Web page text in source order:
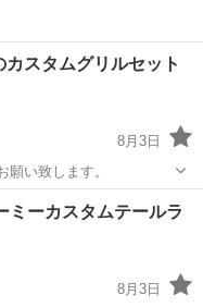
スタムグリルセット
8月3日
い致します。
ミーカスタムテールラ
8月3日